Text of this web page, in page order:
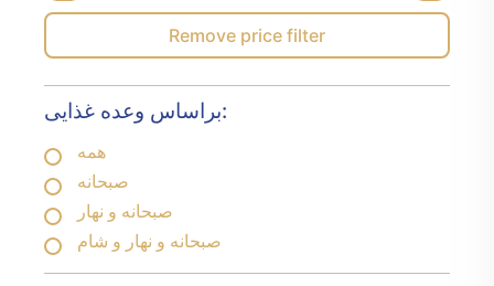
Remove price filter
براساس وعده غذایی:
همه
صبحانه
صبحانه و نهار
صبحانه و نهار و شام